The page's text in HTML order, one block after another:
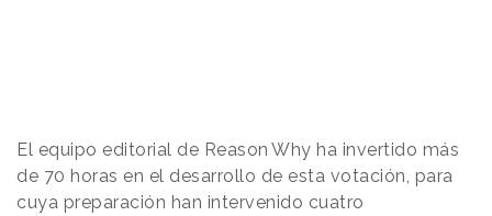
El equipo editorial de Reason Why ha invertido más
de 70 horas en el desarrollo de esta votación, para
cuya preparación han intervenido cuatro